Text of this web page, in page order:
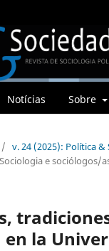
Notícias Sobre
/ v. 24 (2025): Política &
e
la